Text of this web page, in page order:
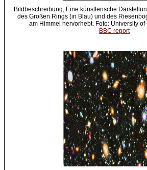
Bildbeschreibung, Eine künstlerische
des Großen Rings (in Blau) und des
am Himmel hervorhebt. Foto: University
BBC report